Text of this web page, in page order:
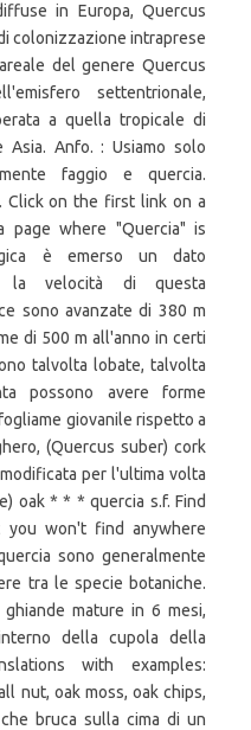
in Europa, Quercus
colonizzazione intraprese
del genere Quercus
settentrionale,
a quella tropicale di
Asia. Anfo. : Usiamo solo
faggio e quercia.
Click on the first link on a
where "Quercia" is
è emerso un dato
la velocità di questa
sono avanzate di 380 m
di 500 m all'anno in certi
talvolta lobate, talvolta
possono avere forme
giovanile rispetto a
(Quercus suber) cork
per l'ultima volta
oak * * * quercia s.f. Find
you won't find anywhere
sono generalmente
tra le specie botaniche.
mature in 6 mesi,
della cupola della
with examples:
nut, oak moss, oak chips,
bruca sulla cima di un